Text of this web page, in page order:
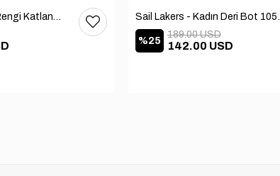
Sail Lakers - Taba Rengi Katlanabilir Kadın Deri Bot 105-2910-VENUS Sail
%25 142.00 USD
189.00 USD